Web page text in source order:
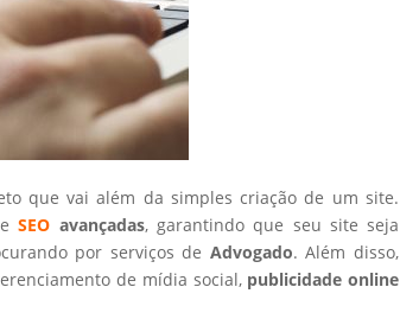
que vai além da simples criação de um site.
SEO avançadas, garantindo que seu site seja
por serviços de Advogado. Além disso,
de mídia social, publicidade online